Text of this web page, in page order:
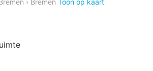
› Bremen Toon op kaart